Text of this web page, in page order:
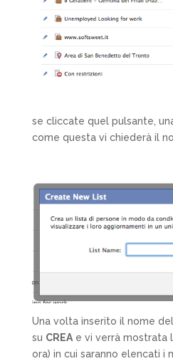
se cliccate quel pulsante,
come questa vi chiederà il
Una volta inserito il nome
su CREAe vi verrà mostrata
ora) in cui saranno elencati i